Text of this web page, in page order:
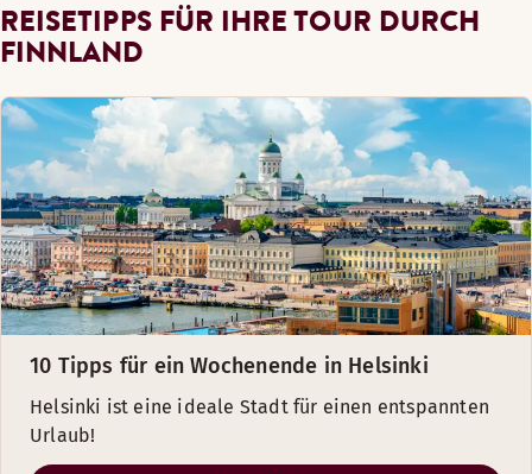
REISETIPPS FÜR IHRE TOUR DURCH
FINNLAND
10 Tipps für ein Wochenende in Helsinki
Helsinki ist eine ideale Stadt für einen entspannten
Urlaub!